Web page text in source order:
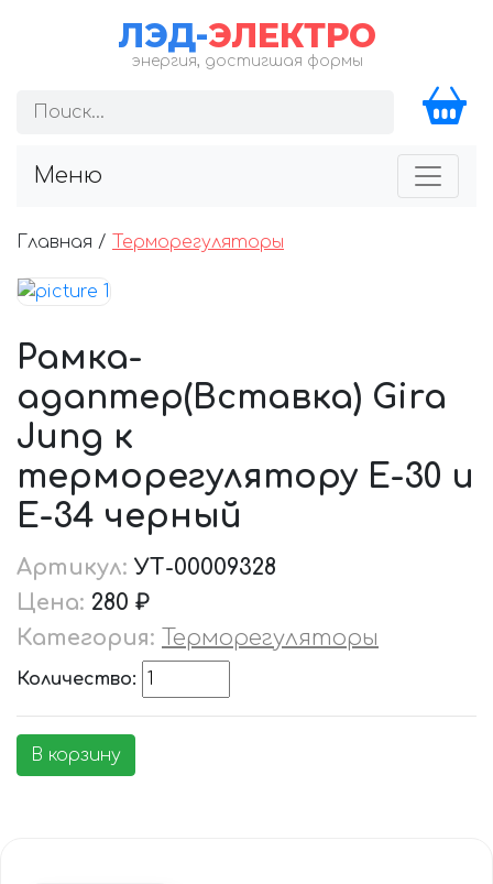
ЛЭД-ЭЛЕКТРО
энергия, достигшая формы
Меню
Главная / Терморегуляторы
Рамка-
адаптер(Вставка) Gira
Jung к
терморегулятору Е-30 и
Е-34 черный
Артикул: УТ-00009328
Цена: 280 ₽
Категория:
Терморегуляторы
Количество:
В корзину